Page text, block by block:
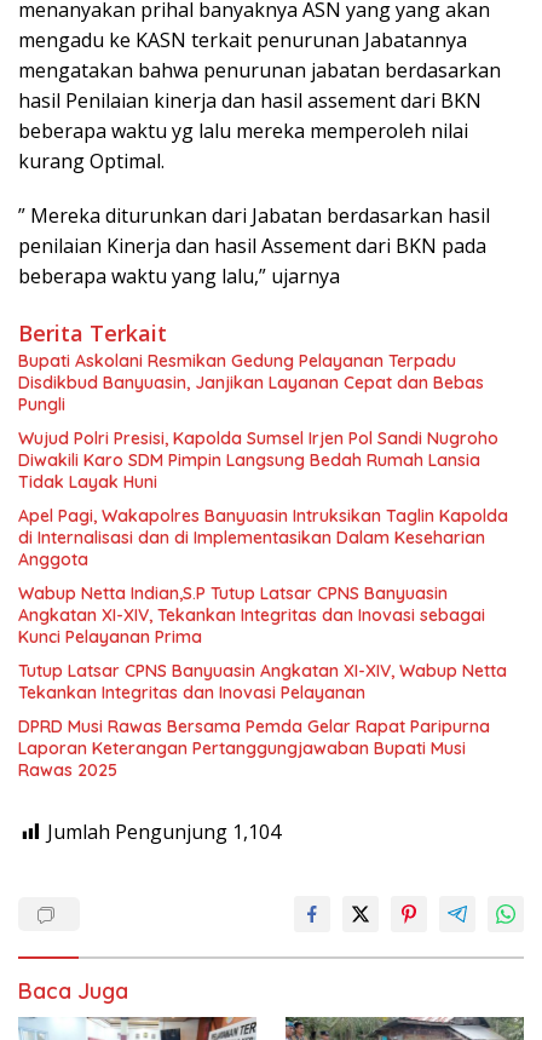
menanyakan prihal banyaknya ASN yang yang akan
mengadu ke KASN terkait penurunan Jabatannya
mengatakan bahwa penurunan jabatan berdasarkan
hasil Penilaian kinerja dan hasil assement dari BKN
beberapa waktu yg lalu mereka memperoleh nilai
kurang Optimal.
” Mereka diturunkan dari Jabatan berdasarkan hasil
penilaian Kinerja dan hasil Assement dari BKN pada
beberapa waktu yang lalu,” ujarnya
Berita Terkait
Bupati Askolani Resmikan Gedung Pelayanan Terpadu
Disdikbud Banyuasin, Janjikan Layanan Cepat dan Bebas
Pungli
Wujud Polri Presisi, Kapolda Sumsel Irjen Pol Sandi Nugroho
Diwakili Karo SDM Pimpin Langsung Bedah Rumah Lansia
Tidak Layak Huni
Apel Pagi, Wakapolres Banyuasin Intruksikan Taglin Kapolda
di Internalisasi dan di Implementasikan Dalam Keseharian
Anggota
Wabup Netta Indian,S.P Tutup Latsar CPNS Banyuasin
Angkatan XI-XIV, Tekankan Integritas dan Inovasi sebagai
Kunci Pelayanan Prima
Tutup Latsar CPNS Banyuasin Angkatan XI-XIV, Wabup Netta
Tekankan Integritas dan Inovasi Pelayanan
DPRD Musi Rawas Bersama Pemda Gelar Rapat Paripurna
Laporan Keterangan Pertanggungjawaban Bupati Musi
Rawas 2025
Jumlah Pengunjung 1,104
Baca Juga